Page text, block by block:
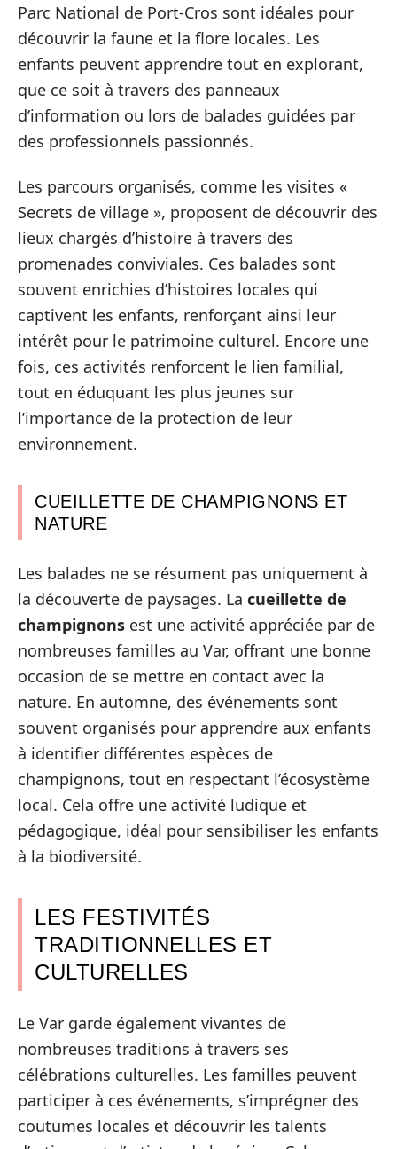
Parc National de Port-Cros sont idéales pour
découvrir la faune et la flore locales. Les
enfants peuvent apprendre tout en explorant,
que ce soit à travers des panneaux
d’information ou lors de balades guidées par
des professionnels passionnés.
Les parcours organisés, comme les visites «
Secrets de village », proposent de découvrir des
lieux chargés d’histoire à travers des
promenades conviviales. Ces balades sont
souvent enrichies d’histoires locales qui
captivent les enfants, renforçant ainsi leur
intérêt pour le patrimoine culturel. Encore une
fois, ces activités renforcent le lien familial,
tout en éduquant les plus jeunes sur
l’importance de la protection de leur
environnement.
CUEILLETTE DE CHAMPIGNONS ET
NATURE
Les balades ne se résument pas uniquement à
la découverte de paysages. La cueillette de
champignons est une activité appréciée par de
nombreuses familles au Var, offrant une bonne
occasion de se mettre en contact avec la
nature. En automne, des événements sont
souvent organisés pour apprendre aux enfants
à identifier différentes espèces de
champignons, tout en respectant l’écosystème
local. Cela offre une activité ludique et
pédagogique, idéal pour sensibiliser les enfants
à la biodiversité.
LES FESTIVITÉS
TRADITIONNELLES ET
CULTURELLES
Le Var garde également vivantes de
nombreuses traditions à travers ses
célébrations culturelles. Les familles peuvent
participer à ces événements, s’imprégner des
coutumes locales et découvrir les talents